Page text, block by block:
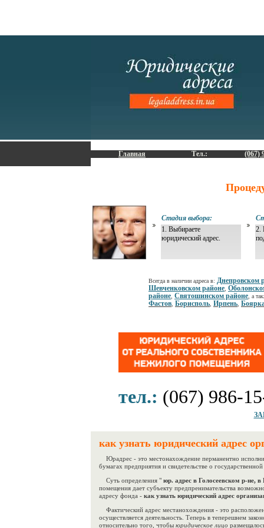
Главная Тел.: (067)
Стадия выбора:
1. Выбираете
юридический адрес.
2.
Всегда в наличии адреса в: Днепровском
Шевченковском районе
районе Святошинском районе , а
Фастов Борисполь Ирпень
тел.: (067) 986-
как узнать юридический адрес
Юрадрес - это местонахождение перманентно
бумагах предприятия и свидетельстве о
Суть определения " юр. адрес в Голосеевском р-не, в
помещения дает субъекту предпренимательства
адресу фонда - как узнать юридический адрес
Фактический адрес местанохождения - это
осуществляется деятельность. Теперь в теперешнем
относительно того, чтобы юридическое лицо